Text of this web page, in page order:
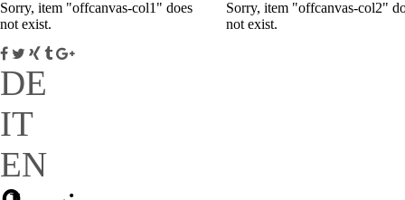
Sorry, item "offcanvas-col1" does
not exist.
Sorry, item "offcanvas-col2"
not exist.
DE
IT
EN